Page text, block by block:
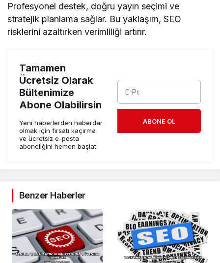
Profesyonel destek, doğru yayın seçimi ve
stratejik planlama sağlar. Bu yaklaşım, SEO
risklerini azaltırken verimliliği artırır.
Tamamen
Ücretsiz Olarak
Bültenimize
Abone Olabilirsin
Yeni haberlerden haberdar
olmak için fırsatı kaçırma
ve ücretsiz e-posta
aboneliğini hemen başlat.
ABONE OL
Benzer Haberler